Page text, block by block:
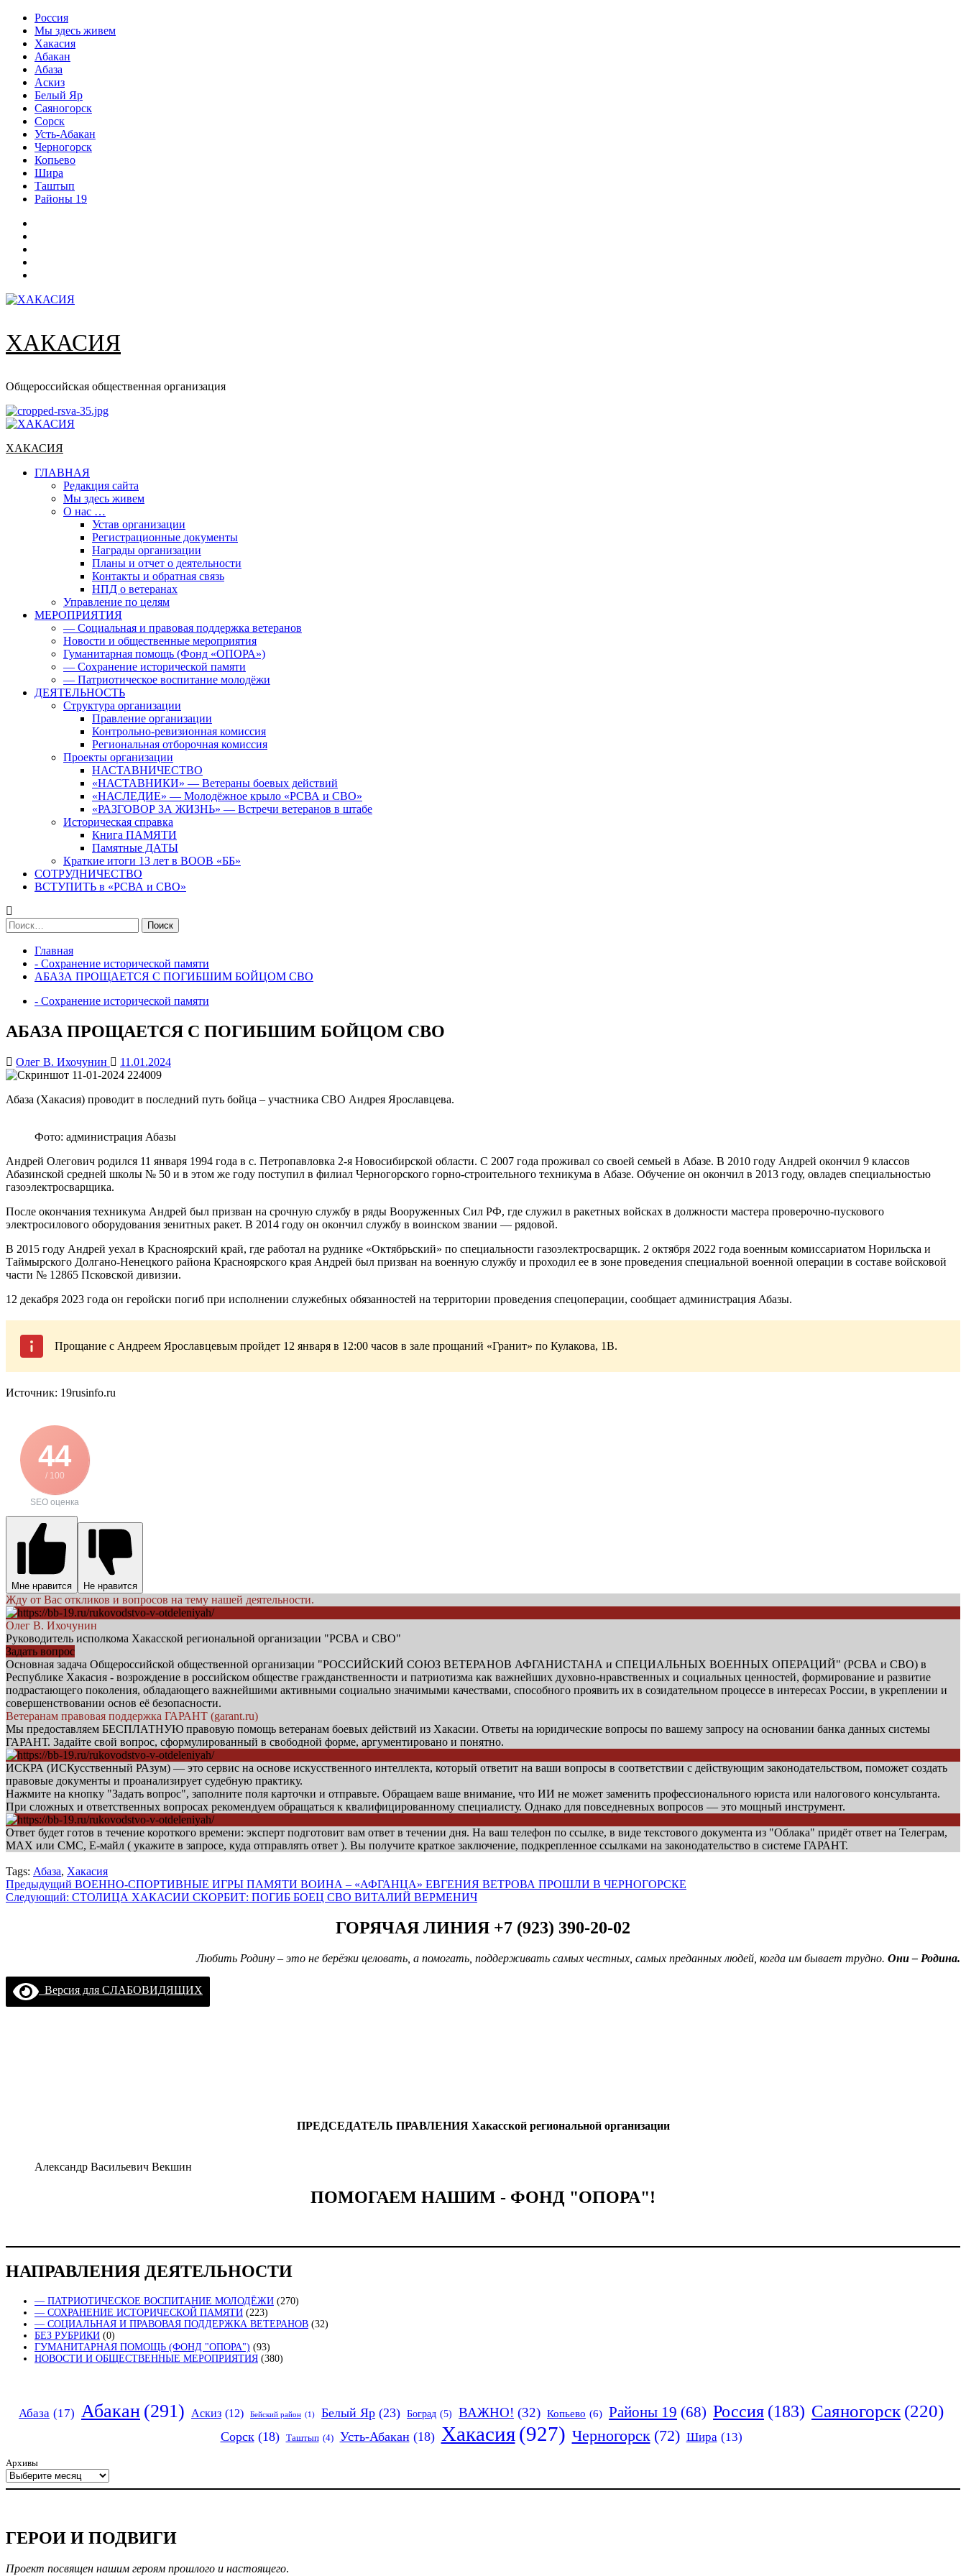
Перейти
содержимому
Россия
Мы здесь живем
Хакасия
Абакан
Абаза
Аскиз
Белый Яр
Саяногорск
Сорск
Усть-Абакан
Черногорск
Копьево
Шира
Таштып
Районы 19
ХАКАСИЯ
Общероссийская общественная организация
Основное
ХАКАСИЯ
ГЛАВНАЯ
Редакция сайта
Мы здесь живем
О нас …
Устав организации
Регистрационные документы
Награды организации
Планы и отчет о деятельности
Контакты и обратная связь
НПД о ветеранах
Управление по целям
МЕРОПРИЯТИЯ
— Социальная и правовая поддержка ветеранов
Новости и общественные мероприятия
Гуманитарная помощь (Фонд «ОПОРА»)
— Сохранение исторической памяти
— Патриотическое воспитание молодёжи
ДЕЯТЕЛЬНОСТЬ
Структура организации
Правление организации
Контрольно-ревизионная комиссия
Региональная отборочная комиссия
Проекты организации
НАСТАВНИЧЕСТВО
«НАСТАВНИКИ» — Ветераны боевых действий
«НАСЛЕДИЕ» — Молодёжное крыло «РСВА и СВО»
«РАЗГОВОР ЗА ЖИЗНЬ» — Встречи ветеранов в штабе
Историческая справка
Книга ПАМЯТИ
Памятные ДАТЫ
Краткие итоги 13 лет в ВООВ «ББ»
СОТРУДНИЧЕСТВО
ВСТУПИТЬ в «РСВА и СВО»
Найти:
Главная
- Сохранение исторической памяти
АБАЗА ПРОЩАЕТСЯ С ПОГИБШИМ БОЙЦОМ СВО
- Сохранение исторической памяти
АБАЗА ПРОЩАЕТСЯ С ПОГИБШИМ БОЙЦОМ СВО
Олег В. Ихочунин 11.01.2024
Абаза (Хакасия) проводит в последний путь бойца – участника СВО Андрея Ярославцева.
Фото: администрация Абазы
Андрей Олегович родился 11 января 1994 года в с. Петропавловка 2-я Новосибирской области. С 2007 года проживал со своей семьей в Абазе. В 2010 году Андрей окончил 9 классов
Абазинской средней школы № 50 и в этом же году поступил в филиал Черногорского горно-строительного техникума в Абазе. Обучение он окончил в 2013 году, овладев специальностью
газоэлектросварщика.
После окончания техникума Андрей был призван на срочную службу в ряды Вооруженных Сил РФ, где служил в ракетных войсках в должности мастера проверочно-пускового
электросилового оборудования зенитных ракет. В 2014 году он окончил службу в воинском звании — рядовой.
В 2015 году Андрей уехал в Красноярский край, где работал на руднике «Октябрьский» по специальности газоэлектросварщик. 2 октября 2022 года военным комиссариатом Норильска и
Таймырского Долгано-Ненецкого района Красноярского края Андрей был призван на военную службу и проходил ее в зоне проведения специальной военной операции в составе войсковой
части № 12865 Псковской дивизии.
12 декабря 2023 года он геройски погиб при исполнении служебных обязанностей на территории проведения спецоперации, сообщает администрация Абазы.
Прощание с Андреем Ярославцевым пройдет 12 января в 12:00 часов в зале прощаний «Гранит» по Кулакова, 1В.
Источник: 19rusinfo.ru
44
/ 100
SEO оценка
Мне нравится Не нравится
Жду от Вас откликов и вопросов на тему нашей деятельности.
Олег В. Ихочунин
Руководитель исполкома Хакасской региональной организации "РСВА и СВО"
Задать вопрос
Основная задача Общероссийской общественной организации "РОССИЙСКИЙ СОЮЗ ВЕТЕРАНОВ АФГАНИСТАНА и СПЕЦИАЛЬНЫХ ВОЕННЫХ ОПЕРАЦИЙ" (РСВА и СВО) в
Республике Хакасия - возрождение в российском обществе гражданственности и патриотизма как важнейших духовно-нравственных и социальных ценностей, формирование и развитие
подрастающего поколения, обладающего важнейшими активными социально значимыми качествами, способного проявить их в созидательном процессе в интересах России, в укреплении и
совершенствовании основ её безопасности.
Ветеранам правовая поддержка ГАРАНТ (garant.ru)
Мы предоставляем БЕСПЛАТНУЮ правовую помощь ветеранам боевых действий из Хакасии. Ответы на юридические вопросы по вашему запросу на основании банка данных системы
ГАРАНТ. Задайте свой вопрос, сформулированный в свободной форме, аргументировано и понятно.
ИСКРА (ИСКусственный РАзум) — это сервис на основе искусственного интеллекта, который ответит на ваши вопросы в соответствии с действующим законодательством, поможет создать
правовые документы и проанализирует судебную практику.
Нажмите на кнопку "Задать вопрос", заполните поля карточки и отправьте. Обращаем ваше внимание, что ИИ не может заменить профессионального юриста или налогового консультанта.
При сложных и ответственных вопросах рекомендуем обращаться к квалифицированному специалисту. Однако для повседневных вопросов — это мощный инструмент.
Ответ будет готов в течение короткого времени: эксперт подготовит вам ответ в течении дня. На ваш телефон по ссылке, в виде текстового документа из "Облака" придёт ответ на Телеграм,
МАХ или СМС, Е-майл ( укажите в запросе, куда отправлять ответ ). Вы получите краткое заключение, подкрепленное ссылками на законодательство в системе ГАРАНТ.
Tags: Абаза, Хакасия
Навигация
записи
Предыдущий ВОЕННО-СПОРТИВНЫЕ ИГРЫ ПАМЯТИ ВОИНА – «АФГАНЦА» ЕВГЕНИЯ ВЕТРОВА ПРОШЛИ В ЧЕРНОГОРСКЕ
Следующий: СТОЛИЦА ХАКАСИИ СКОРБИТ: ПОГИБ БОЕЦ СВО ВИТАЛИЙ ВЕРМЕНИЧ
ГОРЯЧАЯ ЛИНИЯ +7 (923) 390-20-02
Любить Родину – это не берёзки целовать, а помогать, поддерживать самых честных, самых преданных людей, когда им бывает трудно. Они – Родина.
Версия для СЛАБОВИДЯЩИХ
ПРЕДСЕДАТЕЛЬ ПРАВЛЕНИЯ Хакасской региональной организации
Александр Васильевич Векшин
ПОМОГАЕМ НАШИМ - ФОНД "ОПОРА"!
НАПРАВЛЕНИЯ ДЕЯТЕЛЬНОСТИ
— ПАТРИОТИЧЕСКОЕ ВОСПИТАНИЕ МОЛОДЁЖИ (270)
— СОХРАНЕНИЕ ИСТОРИЧЕСКОЙ ПАМЯТИ (223)
— СОЦИАЛЬНАЯ И ПРАВОВАЯ ПОДДЕРЖКА ВЕТЕРАНОВ (32)
БЕЗ РУБРИКИ (0)
ГУМАНИТАРНАЯ ПОМОЩЬ (ФОНД "ОПОРА") (93)
НОВОСТИ И ОБЩЕСТВЕННЫЕ МЕРОПРИЯТИЯ (380)
Абаза (17) Абакан (291) Аскиз (12) Бейский район (1) Белый Яр (23) Боград (5) ВАЖНО! (32) Копьево (6) Районы 19 (68) Россия (183) Саяногорск (220)
Сорск (18) Таштып (4) Усть-Абакан (18) Хакасия (927) Черногорск (72) Шира (13)
Архивы
ГЕРОИ И ПОДВИГИ
Проект посвящен нашим героям прошлого и настоящего.